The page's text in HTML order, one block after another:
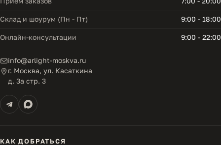
Склад и шоурум (Пн - Пт) 9:00 - 18:00
Онлайн-консультации 9:00 - 22:00
info@arlight-moskva.ru
г. Москва, ул. Касаткина
д. 3а стр. 3
КАК ДОБРАТЬСЯ